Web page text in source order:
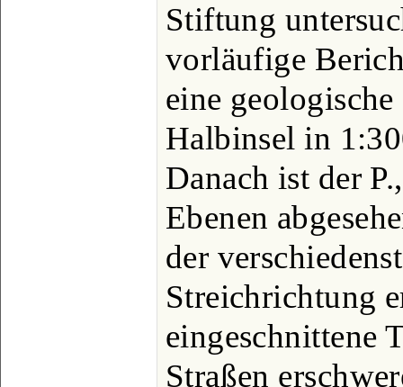
Stiftung
vorläufige
eine
Halbinsel in
Danach ist der
Ebenen
der
Streichrichtung
eingeschnittene
Straßen